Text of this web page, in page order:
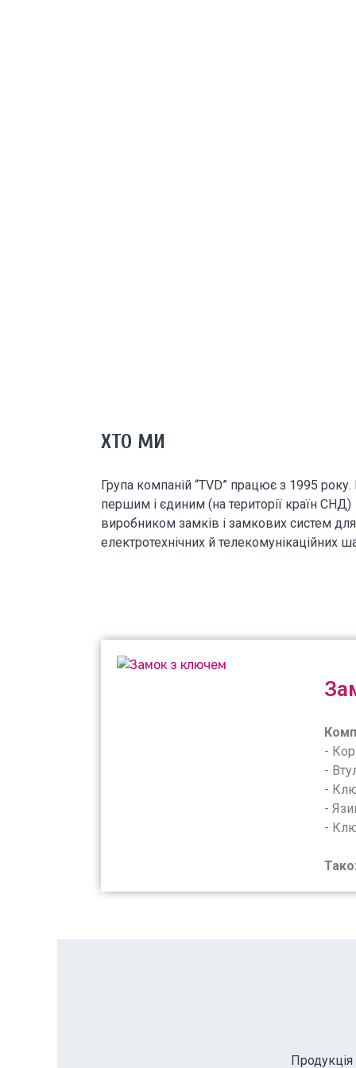
ХТО МИ
Група компаній “TVD” працює з 1995
першим і єдиним (на території країн СНД)
виробником замків і замкових систем для
електротехнічних й телекомунікаційних
-
-
-
-
-